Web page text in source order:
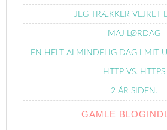
JEG TRÆKKER VEJRET
MAJ LØRDAG
EN HELT ALMINDELIG DAG I MIT
HTTP VS. HTTPS
2 ÅR SIDEN.
GAMLE